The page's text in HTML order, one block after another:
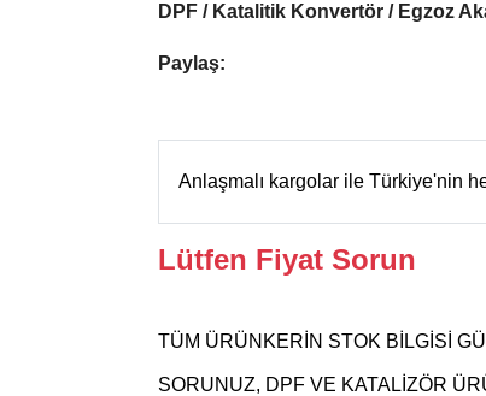
DPF / Katalitik Konvertör / Egzoz
Paylaş:
Anlaşmalı kargolar ile Türkiye'nin
Lütfen Fiyat Sorun
TÜM ÜRÜNKERİN STOK BİLGİSİ
SORUNUZ, DPF VE KATALİZÖR